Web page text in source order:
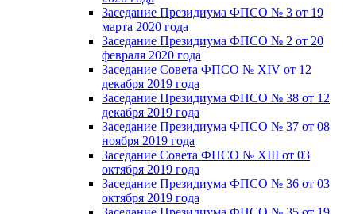
Заседание Президиума ФПСО № 3 от 19
марта 2020 года
Заседание Президиума ФПСО № 2 от 20
февраля 2020 года
Заседание Совета ФПСО № XIV от 12
декабря 2019 года
Заседание Президиума ФПСО № 38 от 12
декабря 2019 года
Заседание Президиума ФПСО № 37 от 08
ноября 2019 года
Заседание Совета ФПСО № XIII от 03
октября 2019 года
Заседание Президиума ФПСО № 36 от 03
октября 2019 года